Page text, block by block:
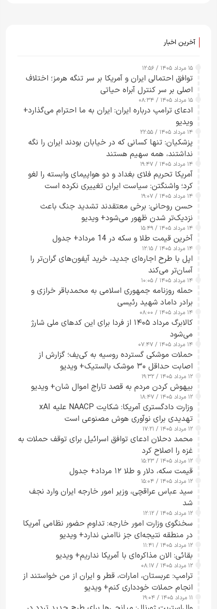
آخرین اخبار
۱۵ مرداد ۱۴۰۵ / ۱۲:۵۶
توافق احتمالی ایران و آمریکا بر سر تنگه هرمز؛ اختلاف
اصلی بر سر کنترل آبراه حیاتی
۱۵ مرداد ۱۴۰۵ / ۰۸:۳۴
ادعای ترامپ درباره ایران: ایران به ما احترام می‌گذارد+
ویدیو
۱۴ مرداد ۱۴۰۵ / ۲۲:۵۵
پزشکیان: تنها کسانی که در خیابان بودند ایران را نگه
نداشتند، همه سهیم هستند
۱۴ مرداد ۱۴۰۵ / ۱۹:۴۷
آمریکا تحریم فلای بغداد و دو هواپیمای وابسته را لغو
کرد؛ واشنگتن: سیاست ایران تغییری نکرده است
۱۴ مرداد ۱۴۰۵ / ۱۹:۰۷
حسن روحانی: برخی معتقدند تشدید جنگ باعث
نزدیک‌تر شدن ظهور می‌شود+ ویدیو
۱۴ مرداد ۱۴۰۵ / ۱۵:۴۹
آخرین قیمت طلا و سکه در 14 مرداد+ جدول
۱۴ مرداد ۱۴۰۵ / ۱۲:۱۵
اپل با طرح اجاره‌ای جدید، خرید آیفون‌های گران‌تر را
آسان‌تر می‌کند
۱۴ مرداد ۱۴۰۵ / ۱۰:۰۵
حمله روزنامه جمهوری اسلامی به محمدباقر خرازی و
برادر داماد شهید رئیسی
۱۴ مرداد ۱۴۰۵ / ۰۸:۰۰
کالابرگ مرداد ۱۴۰۵ از فردا برای این کدهای ملی شارژ
می‌شود
۱۴ مرداد ۱۴۰۵ / ۰۷:۴۷
حملات موشکی گسترده روسیه به کی‌یف؛ گزارش از
اصابت حداقل ۳۰ موشک بالستیک+ ویدیو
۱۲ مرداد ۱۴۰۵ / ۱۹:۳۲
بیهوش کردن مردم به قصد تاراج اموال شان+ ویدیو
۱۲ مرداد ۱۴۰۵ / ۱۸:۴۷
وزارت دادگستری آمریکا: شکایت NAACP علیه xAI
تهدیدی برای نوآوری هوش مصنوعی است
۱۲ مرداد ۱۴۰۵ / ۱۷:۲۱
محمد دحلان ادعای توافق اسرائیل برای توقف حملات به
غزه را اصلاح کرد
۱۲ مرداد ۱۴۰۵ / ۱۵:۲۳
قیمت سکه، دلار و طلا ۱۲ مرداد+ جدول
۱۲ مرداد ۱۴۰۵ / ۱۵:۰۴
سید عباس عراقچی، وزیر امور خارجه ایران وارد نجف
شد
۱۲ مرداد ۱۴۰۵ / ۱۲:۱۲
سخنگوی وزارت امور خارجه: تداوم حضور نظامی آمریکا
در منطقه نتیجه‌ای جز ناامنی ندارد+ ویدیو
۱۲ مرداد ۱۴۰۵ / ۱۱:۴۱
بقائی: الان مذاکره‌ای با آمریکا نداریم+ ویدیو
۱۲ مرداد ۱۴۰۵ / ۰۸:۱۷
ترامپ: عربستان، امارات، قطر و ایران از من خواستند از
انجام حملات خودداری کنم+ ویدیو
۱۱ مرداد ۱۴۰۵ / ۱۹:۰۴